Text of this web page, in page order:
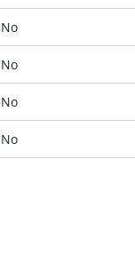
No
No
No
No